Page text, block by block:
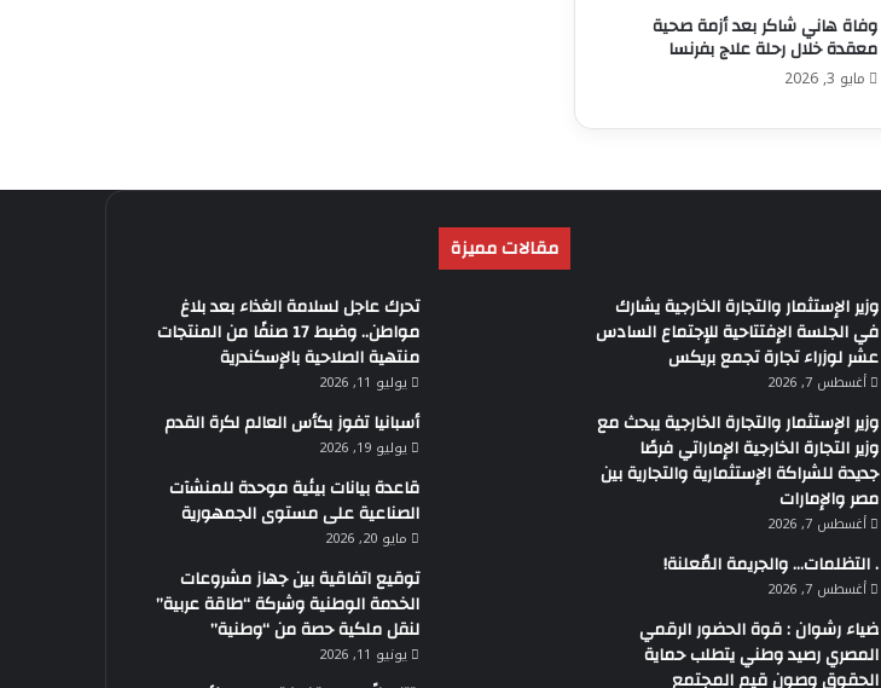
وفاة هاني شاكر بعد أزمة صحية
معقدة خلال رحلة علاج بفرنسا
مايو 3, 2026
وزير الإستثمار والتجارة الخارجية يشارك
في الجلسة الإفتتاحية للإجتماع السادس
عشر لوزراء تجارة تجمع بريكس
أغسطس 7, 2026
وزير الإستثمار والتجارة الخارجية يبحث مع
وزير التجارة الخارجية الإماراتي فرصًا
جديدة للشراكة الإستثمارية والتجارية بين
مصر والإمارات
أغسطس 7, 2026
. التظلمات… والجريمة المُعلنة!
أغسطس 7, 2026
ضياء رشوان : قوة الحضور الرقمي
المصري رصيد وطني يتطلب حماية
الحقوق وصون قيم المجتمع
مقالات مميزة
تحرك عاجل لسلامة الغذاء بعد بلاغ
مواطن.. وضبط 17 صنفًا من المنتجات
منتهية الصلاحية بالإسكندرية
يوليو 11, 2026
أسبانيا تفوز بكأس العالم لكرة القدم
يوليو 19, 2026
قاعدة بيانات بيئية موحدة للمنشآت
الصناعية على مستوى الجمهورية
مايو 20, 2026
توقيع اتفاقية بين جهاز مشروعات
الخدمة الوطنية وشركة “طاقة عربية”
لنقل ملكية حصة من “وطنية”
يونيو 11, 2026